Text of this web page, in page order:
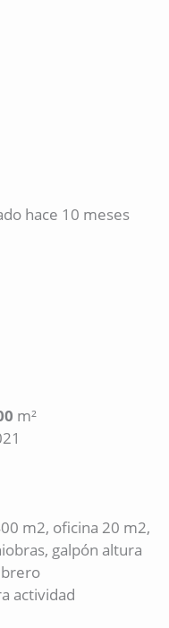
hace 10 meses
m²
m2, oficina 20 m2,
galpón altura
actividad